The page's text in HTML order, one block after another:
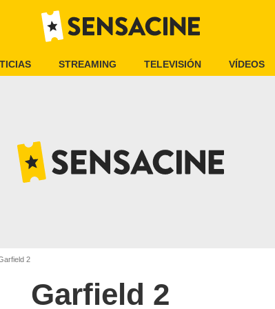
STREAMING TELEVISIÓN VÍDEOS
2
Garfield 2